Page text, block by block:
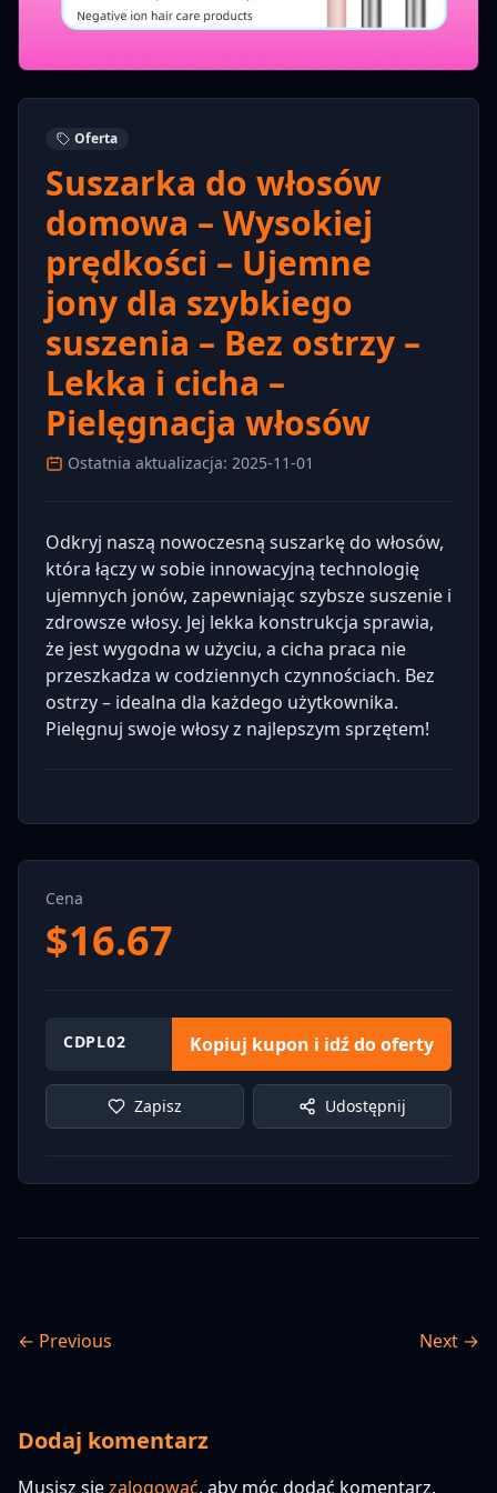
Oferta
Suszarka do włosów
domowa – Wysokiej
prędkości – Ujemne
jony dla szybkiego
suszenia – Bez ostrzy –
Lekka i cicha –
Pielęgnacja włosów
Ostatnia aktualizacja: 2025-11-01
Odkryj naszą nowoczesną suszarkę do włosów,
która łączy w sobie innowacyjną technologię
ujemnych jonów, zapewniając szybsze suszenie i
zdrowsze włosy. Jej lekka konstrukcja sprawia,
że jest wygodna w użyciu, a cicha praca nie
przeszkadza w codziennych czynnościach. Bez
ostrzy – idealna dla każdego użytkownika.
Pielęgnuj swoje włosy z najlepszym sprzętem!
Cena
$16.67
CDPL02 Kopiuj kupon i idź do oferty
Zapisz Udostępnij
← Previous Next →
Dodaj komentarz
Musisz sięzalogować, aby móc dodać komentarz.